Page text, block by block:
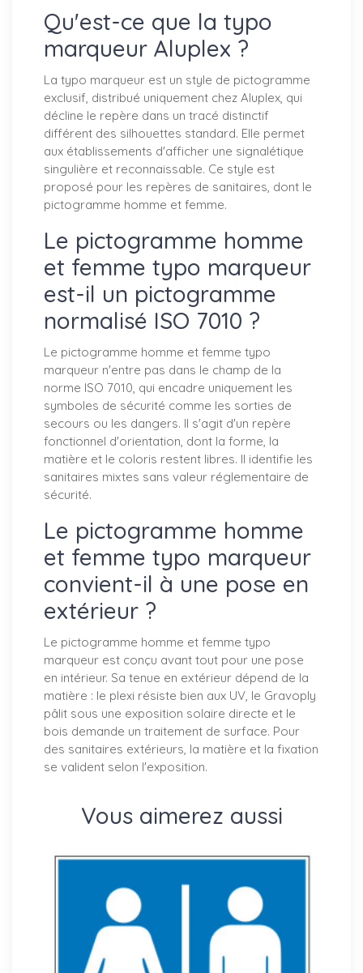
Qu'est-ce que la typo
marqueur Aluplex ?
La typo marqueur est un style de pictogramme
exclusif, distribué uniquement chez Aluplex, qui
décline le repère dans un tracé distinctif
différent des silhouettes standard. Elle permet
aux établissements d'afficher une signalétique
singulière et reconnaissable. Ce style est
proposé pour les repères de sanitaires, dont le
pictogramme homme et femme.
Le pictogramme homme
et femme typo marqueur
est-il un pictogramme
normalisé ISO 7010 ?
Le pictogramme homme et femme typo
marqueur n'entre pas dans le champ de la
norme ISO 7010, qui encadre uniquement les
symboles de sécurité comme les sorties de
secours ou les dangers. Il s'agit d'un repère
fonctionnel d'orientation, dont la forme, la
matière et le coloris restent libres. Il identifie les
sanitaires mixtes sans valeur réglementaire de
sécurité.
Le pictogramme homme
et femme typo marqueur
convient-il à une pose en
extérieur ?
Le pictogramme homme et femme typo
marqueur est conçu avant tout pour une pose
en intérieur. Sa tenue en extérieur dépend de la
matière : le plexi résiste bien aux UV, le Gravoply
pâlit sous une exposition solaire directe et le
bois demande un traitement de surface. Pour
des sanitaires extérieurs, la matière et la fixation
se valident selon l'exposition.
Vous aimerez aussi